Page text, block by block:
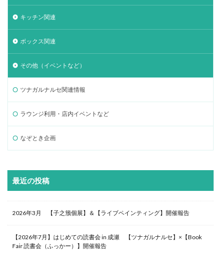
キッチン関連
ボックス関連
その他（イベントなど）
ツナガルナルセ関連情報
ラウンジ利用・店内イベントなど
なぞとき企画
最近の投稿
2026年3月 【子之籏個展】＆【ライブペインティング】開催報告
【2026年7月】はじめての読書会 in 成瀬 【ツナガルナルセ】×【Book
Fair 読書会（ふっかー）】開催報告